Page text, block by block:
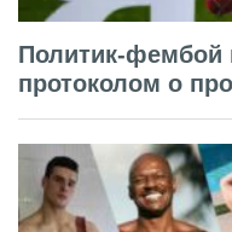
Политик-фембой
протоколом о